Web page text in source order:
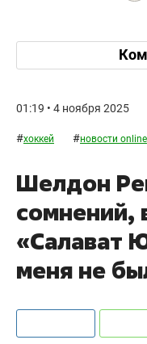
01:19 • 4 ноября 2025
#хоккей #новости online
Шелдон
сомнений,
«Салават
меня не